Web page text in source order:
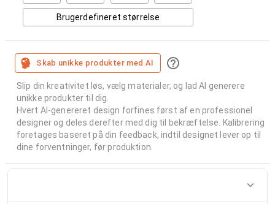
Brugerdefineret størrelse
Skab unikke produkter med AI
Slip din kreativitet løs, vælg materialer, og lad AI generere
unikke produkter til dig.
Hvert AI-genereret design forfines først af en professionel
designer og deles derefter med dig til bekræftelse. Kalibrering
foretages baseret på din feedback, indtil designet lever op til
dine forventninger, før produktion.